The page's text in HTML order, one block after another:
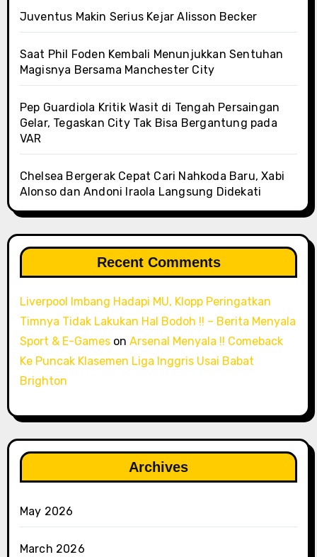
Juventus Makin Serius Kejar Alisson Becker
Saat Phil Foden Kembali Menunjukkan Sentuhan
Magisnya Bersama Manchester City
Pep Guardiola Kritik Wasit di Tengah Persaingan
Gelar, Tegaskan City Tak Bisa Bergantung pada
VAR
Chelsea Bergerak Cepat Cari Nahkoda Baru, Xabi
Alonso dan Andoni Iraola Langsung Didekati
Recent Comments
Liverpool Imbang Hadapi MU, Klopp Peringatkan
Timnya Tidak Lakukan Hal Bodoh !! – Berita Menyala
Sport & E-Gameson Arsenal Menyala !! Comeback
Ke Puncak Klasemen Liga Inggris Usai Babat
Brighton
Archives
May 2026
March 2026